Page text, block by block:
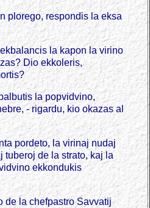
plorego, respondis la eksa
la kapon la virino
Dio ekkoleris,
la popvidvino,
- rigardu, kio okazas al
pordeto, la virinaj nudaj
tuberoj de la strato, kaj la
ekkondukis
de la chefpastro Savvatij